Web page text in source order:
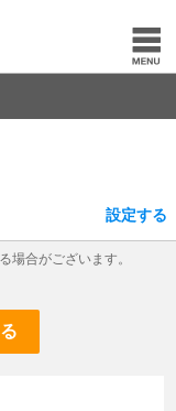
設定する
場合がございます。